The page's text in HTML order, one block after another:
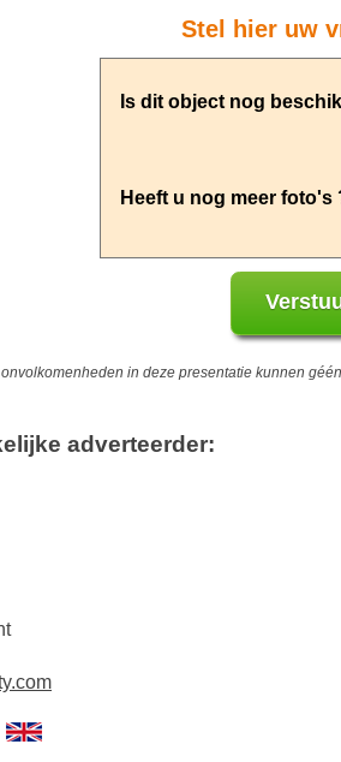
Stel hier uw
in deze presentatie kunnen
adverteerder: